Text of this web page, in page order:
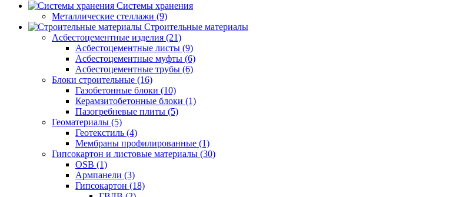
Системы хранения
Металлические стеллажи (9)
Строительные материалы
Асбестоцементные изделия (21)
Асбестоцементные листы (9)
Асбестоцементные муфты (6)
Асбестоцементные трубы (6)
Блоки строительные (16)
Газобетонные блоки (10)
Керамзитобетонные блоки (1)
Пазогребневые плиты (5)
Геоматериалы (5)
Геотекстиль (4)
Мембраны профилированные (1)
Гипсокартон и листовые материалы (30)
OSB (1)
Армпанели (3)
Гипсокартон (18)